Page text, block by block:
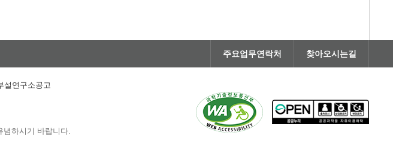
주요업무연락처 찾아오시는길
설연구소공고
념하시기 바랍니다.